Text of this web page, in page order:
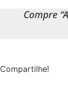
Compre
Compartilhe!